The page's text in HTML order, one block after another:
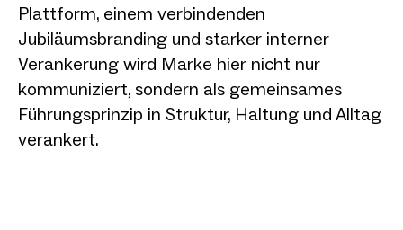
Plattform, einem verbindenden
Jubiläumsbranding und starker interner
Verankerung wird Marke hier nicht nur
kommuniziert, sondern als gemeinsames
Führungsprinzip in Struktur, Haltung und Alltag
verankert.